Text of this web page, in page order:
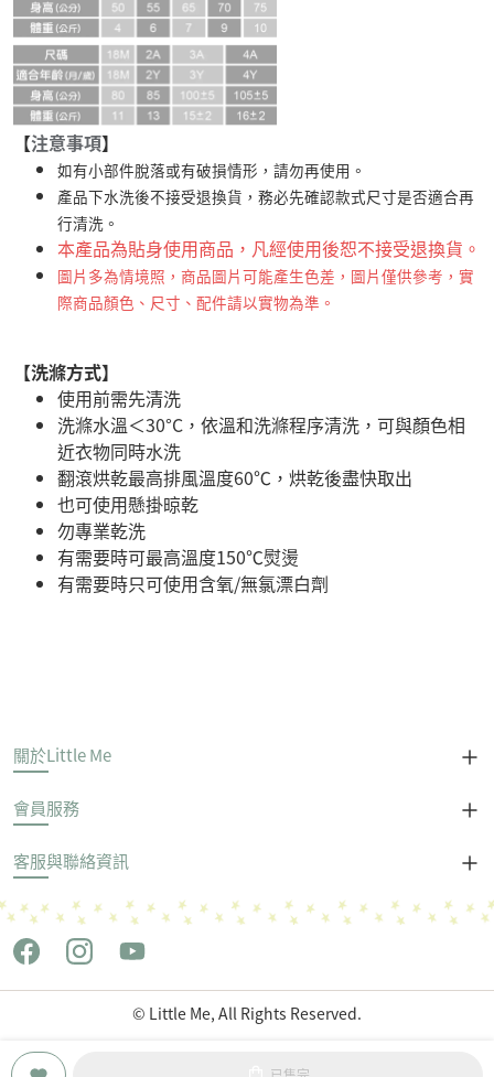
【注意事項】
如有小部件脫落或有破損情形，請勿再使用。
產品下水洗後不接受退換貨，務必先確認款式尺寸是否適合再
行清洗。
本產品為貼身使用商品，凡經使用後恕不接受退換貨。
圖片多為情境照，商品圖片可能產生色差，圖片僅供參考，實
際商品顏色、尺寸、配件請以實物為準。
【洗滌方式】
使用前需先清洗
洗滌水溫＜30°C，依溫和洗滌程序清洗，可與顏色相
近衣物同時水洗
翻滾烘乾最高排風溫度60℃，烘乾後盡快取出
也可使用懸掛晾乾
勿專業乾洗
有需要時可最高溫度150℃熨燙
有需要時只可使用含氧/無氯漂白劑
關於Little Me
會員服務
客服與聯絡資訊
© Little Me, All Rights Reserved.
Copyright © 世潮企業股份有限公司 All Rights Reserved.